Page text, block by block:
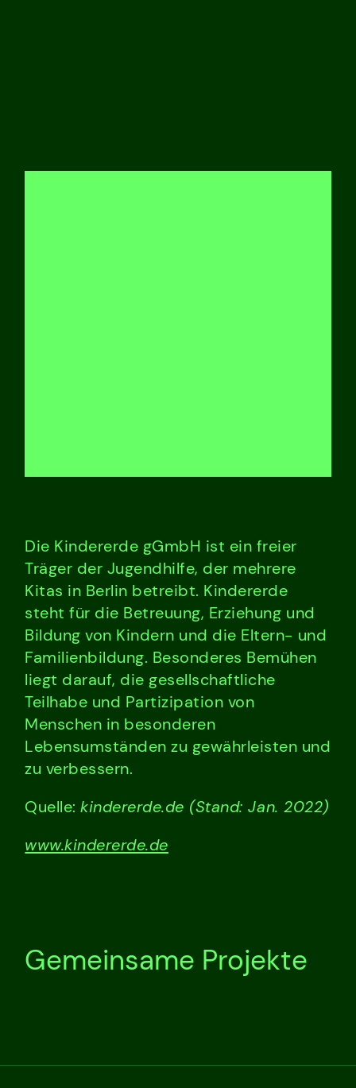
Die Kindererde gGmbH ist ein freier
Träger der Jugendhilfe, der mehrere
Kitas in Berlin betreibt. Kindererde
steht für die Betreuung, Erziehung und
Bildung von Kindern und die Eltern- und
Familienbildung. Besonderes Bemühen
liegt darauf, die gesellschaftliche
Teilhabe und Partizipation von
Menschen in besonderen
Lebensumständen zu gewährleisten und
zu verbessern.
Quelle:kindererde.de (Stand: Jan. 2022)
www.kindererde.de
Gemeinsame Projekte